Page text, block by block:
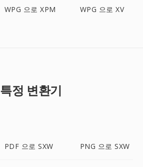
WPG 으로 XPM WPG 으로 XV
특정 변환기
PDF 으로 SXW PNG 으로 SXW